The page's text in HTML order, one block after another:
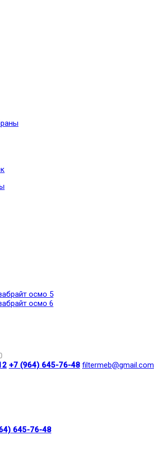
осмо 5
осмо 6
+7 (964) 645-76-48 filtermeb@gmail.com
645-76-48